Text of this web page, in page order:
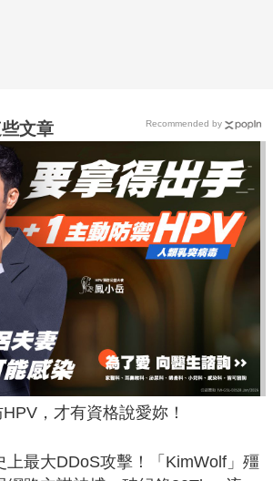
文章
，才有資格說愛妳！
上最大DDoS攻擊！「KimWolf」殭
Recommended by